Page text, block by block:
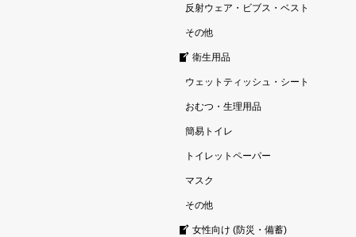
反射ウェア・ビブス・ベスト
その他
衛生用品
ウェットティッシュ・シート
おむつ・生理用品
簡易トイレ
トイレットペーパー
マスク
その他
女性向け (防災・備蓄)